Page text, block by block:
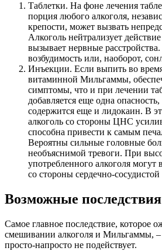
Таблетки. На фоне лечения
порция любого алкоголя,
крепости, может вызвать
Алкоголь нейтрализует
вызывает нервные
возбудимость или, наоборот,
Инъекции. Если выпить во
витаминной Мильгаммы,
симптомы, что и при лечении
добавляется еще одна опасность,
содержится еще и лидокаин. В
алкоголь со стороны ЦНС
способна привести к самым
Вероятны сильные головные
необъяснимой тревоги. При
употребленного алкоголя могут
со стороны сердечно-
Возможные последствия
Самое главное последствие, которое
смешивании алкоголя и Мильгаммы, –
просто-напросто не подействует.